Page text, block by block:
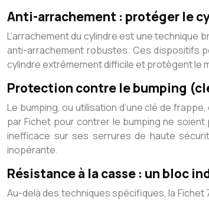
Anti-arrachement : protéger le
L’arrachement du cylindre est une
anti-arrachement robustes. Ces dispositifs
cylindre extrêmement difficile et protègent le
Protection contre le bumping
Le bumping, ou utilisation d’une clé de
par Fichet pour contrer le bumping ne
inefficace sur ses serrures de haute
inopérante.
Résistance à la casse : un bloc
Au-delà des techniques spécifiques, la